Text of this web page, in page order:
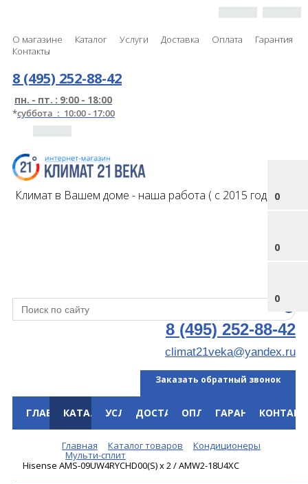
О магазине Каталог Услуги Доставка Оплата
Гарантия
Контакты
0
0
0
8 (495) 252-88-42
пн. - пт. : 9:00 - 18:00
*суббота : 10:00 - 17:00
Климат в Вашем доме - наша работа ( с 2015 года )
8 (495) 252-88-42
climat21veka@yandex.ru
Заказать обратный звонок
ГЛАВНАЯКАТАЛОГУСЛУГИДОСТАВКАОПЛАТАГАРАНТИЯ
Главная Каталог товаров Кондиционеры
Мульти-сплит
Hisense AMS-09UW4RYCHD00(S) x 2 / AMW2-18U4XC